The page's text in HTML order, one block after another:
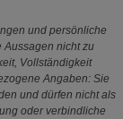
und persönliche
Aussagen nicht zu
Vollständigkeit
Angaben: Sie
und dürfen nicht als
oder verbindliche